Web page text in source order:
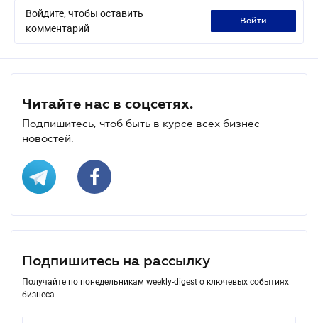
Войдите, чтобы оставить
комментарий
войти
Читайте нас в соцсетях.
Подпишитесь, чтоб быть в курсе всех бизнес-
новостей.
Подпишитесь на рассылку
Получайте по понедельникам weekly-digest о ключевых событиях
бизнеса